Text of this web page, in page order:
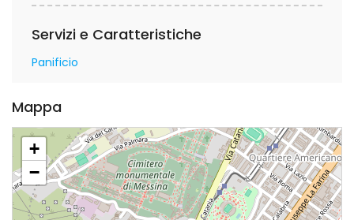
Servizi e Caratteristiche
Panificio
Mappa
+
−